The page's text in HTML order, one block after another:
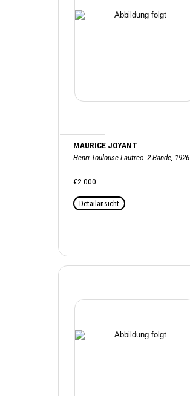
MAURICE JOYANT
Henri Toulouse-Lautrec. 2 Bände, 1926
€2.000
Detailansicht